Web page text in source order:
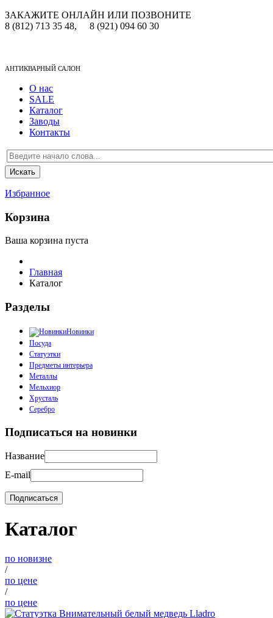
ЗАКАЖИТЕ ОНЛАЙН ИЛИ ПОЗВОНИТЕ
8 (812) 713 35 48,
8 (921) 094 60 30
АНТИКВАРНЫЙ САЛОН
О нас
SALE
Каталог
Заводы
Контакты
Избранное
Корзина
Ваша корзина пуста
Главная
Каталог
Разделы
Новинки
Посуда
Статуэтки
Предметы интерьера
Металлы
Мельхиор
Хрусталь
Серебро
Подписаться на новинки
Название
E-mail
Каталог
по новизне
/
по цене
/
по цене